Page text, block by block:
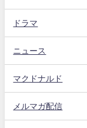
ドラマ
ニュース
マクドナルド
メルマガ配信